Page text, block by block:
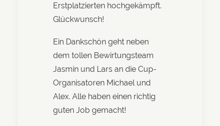
Erstplatzierten hochgekämpft.
Glückwunsch!
Ein Dankschön geht neben
dem tollen Bewirtungsteam
Jasmin und Lars an die Cup-
Organisatoren Michael und
Alex. Alle haben einen richtig
guten Job gemacht!